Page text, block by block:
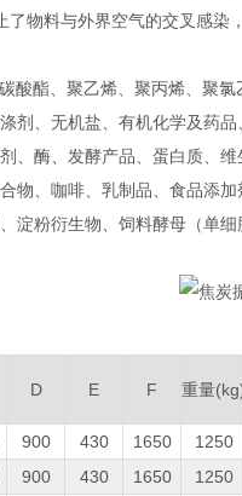
物料与外界空气的交叉感染
酸酯、聚乙烯、聚丙烯、聚氯
剂、无机盐、有机化学及药品
、酶、发酵产品、蛋白质、维
物、咖啡、乳制品、食品添加
淀粉衍生物、饲料酵母（单
D E F 重量
900 430 1650
1250
900 430 1650
1250